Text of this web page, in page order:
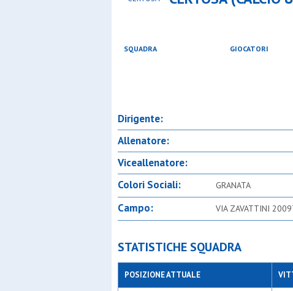
SQUADRA GIOCATORI
Dirigente:
Allenatore:
Viceallenatore:
Colori Sociali:
GRANATA
Campo: VIA ZAVATTINI
STATISTICHE SQUADRA
POSIZIONE ATTUALE